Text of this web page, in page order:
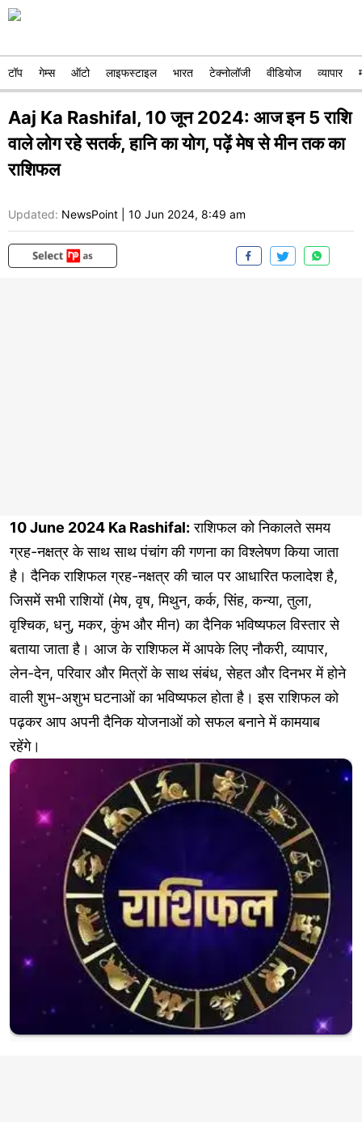
टॉप गेम्स ऑटो लाइफस्टाइल भारत टेक्नोलॉजी वीडियोज व्यापार
Aaj Ka Rashifal, 10 जून 2024: आज इन 5 राशि
वाले लोग रहे सतर्क, हानि का योग, पढ़ें मेष से मीन तक का
राशिफल
Updated: NewsPoint 10 Jun 2024, 8:49 am
10 June 2024 Ka Rashifal: राशिफल को निकालते समय
ग्रह-नक्षत्र के साथ साथ पंचांग की गणना का विश्लेषण किया जाता
है। दैनिक राशिफल ग्रह-नक्षत्र की चाल पर आधारित फलादेश है,
जिसमें सभी राशियों (मेष, वृष, मिथुन, कर्क, सिंह, कन्या, तुला,
वृश्चिक, धनु, मकर, कुंभ और मीन) का दैनिक भविष्यफल विस्तार से
बताया जाता है। आज के राशिफल में आपके लिए नौकरी, व्यापार,
लेन-देन, परिवार और मित्रों के साथ संबंध, सेहत और दिनभर में होने
वाली शुभ-अशुभ घटनाओं का भविष्यफल होता है। इस राशिफल को
पढ़कर आप अपनी दैनिक योजनाओं को सफल बनाने में कामयाब
रहेंगे।